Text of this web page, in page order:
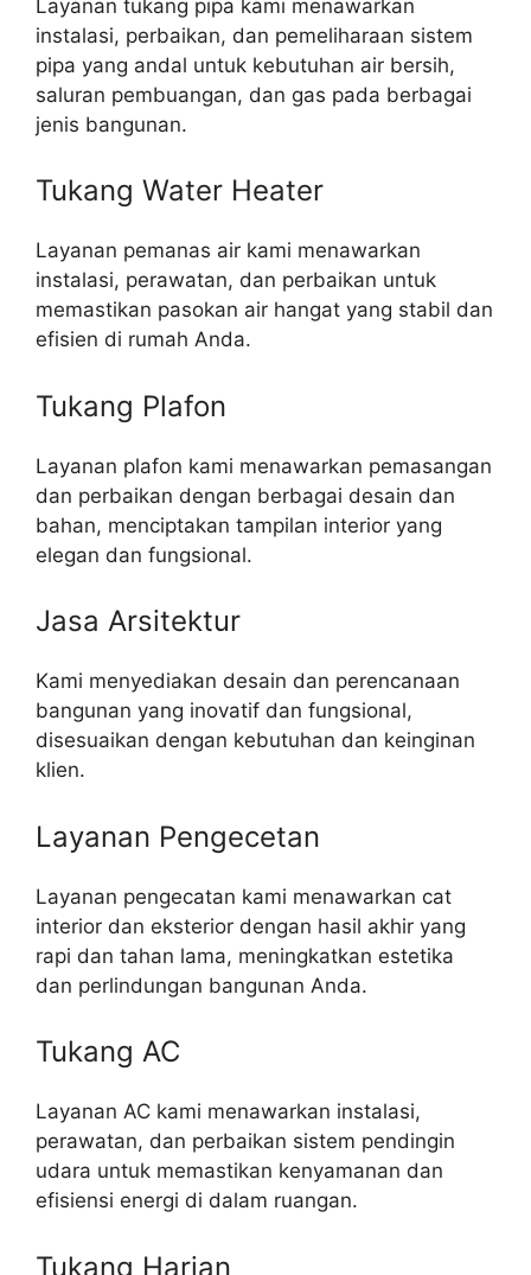
Layanan tukang pipa kami menawarkan
instalasi, perbaikan, dan pemeliharaan sistem
pipa yang andal untuk kebutuhan air bersih,
saluran pembuangan, dan gas pada berbagai
jenis bangunan.
Tukang Water Heater
Layanan pemanas air kami menawarkan
instalasi, perawatan, dan perbaikan untuk
memastikan pasokan air hangat yang stabil dan
efisien di rumah Anda.
Tukang Plafon
Layanan plafon kami menawarkan pemasangan
dan perbaikan dengan berbagai desain dan
bahan, menciptakan tampilan interior yang
elegan dan fungsional.
Jasa Arsitektur
Kami menyediakan desain dan perencanaan
bangunan yang inovatif dan fungsional,
disesuaikan dengan kebutuhan dan keinginan
klien.
Layanan Pengecetan
Layanan pengecatan kami menawarkan cat
interior dan eksterior dengan hasil akhir yang
rapi dan tahan lama, meningkatkan estetika
dan perlindungan bangunan Anda.
Tukang AC
Layanan AC kami menawarkan instalasi,
perawatan, dan perbaikan sistem pendingin
udara untuk memastikan kenyamanan dan
efisiensi energi di dalam ruangan.
Tukang Harian